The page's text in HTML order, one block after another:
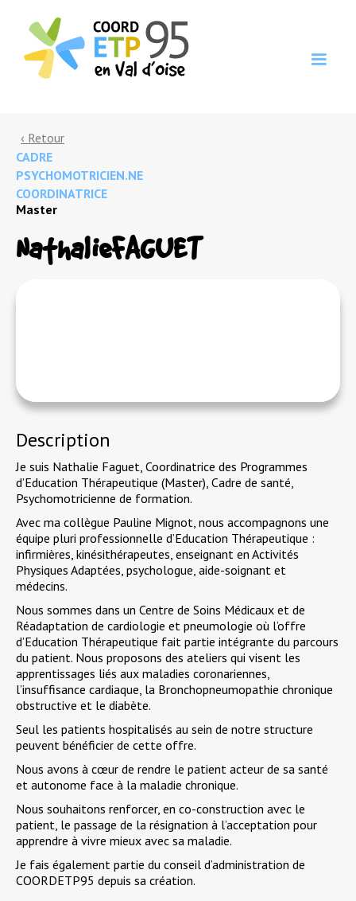
‹ Retour
CADRE
PSYCHOMOTRICIEN.NE
COORDINATRICE
Master
NathalieFAGUET
Description
Je suis Nathalie Faguet, Coordinatrice des Programmes
d’Education Thérapeutique (Master), Cadre de santé,
Psychomotricienne de formation.
Avec ma collègue Pauline Mignot, nous accompagnons une
équipe pluri professionnelle d’Education Thérapeutique :
infirmières, kinésithérapeutes, enseignant en Activités
Physiques Adaptées, psychologue, aide-soignant et
médecins.
Nous sommes dans un Centre de Soins Médicaux et de
Réadaptation de cardiologie et pneumologie où l’offre
d’Education Thérapeutique fait partie intégrante du parcours
du patient. Nous proposons des ateliers qui visent les
apprentissages liés aux maladies coronariennes,
l’insuffisance cardiaque, la Bronchopneumopathie chronique
obstructive et le diabète.
Seul les patients hospitalisés au sein de notre structure
peuvent bénéficier de cette offre.
Nous avons à cœur de rendre le patient acteur de sa santé
et autonome face à la maladie chronique.
Nous souhaitons renforcer, en co-construction avec le
patient, le passage de la résignation à l’acceptation pour
apprendre à vivre mieux avec sa maladie.
Je fais également partie du conseil d’administration de
COORDETP95 depuis sa création.